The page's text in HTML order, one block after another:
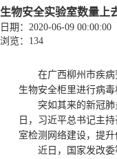
生物安全实验室数量上
日期：2020-06-09 00:00:00
浏览：134
在广西柳州市疾
生物安全柜里进行病
突如其来的新冠
日，习近平总书记主
室检测网络建设，提升
近日，国家发改